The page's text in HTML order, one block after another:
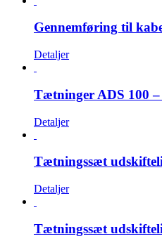
Gennemføring til
Detaljer
Tætninger ADS 100 –
Detaljer
Tætningssæt
Detaljer
Tætningssæt